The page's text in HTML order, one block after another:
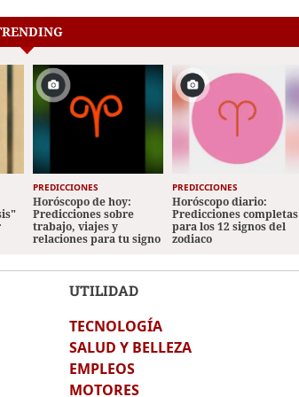
PREDICCIONES
Horóscopo de hoy:
Predicciones sobre
trabajo, viajes y
relaciones para tu signo
PREDICCIONES
Horóscopo diario:
Predicciones completas
para los 12 signos del
zodiaco
UTILIDAD
TECNOLOGÍA
SALUD Y BELLEZA
EMPLEOS
MOTORES